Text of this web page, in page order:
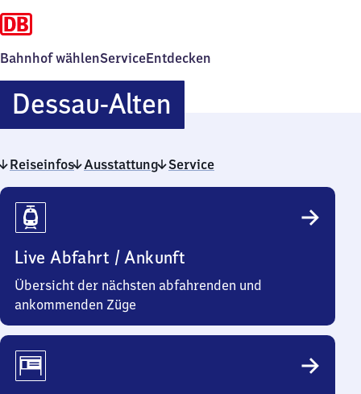
Bahnhof wählenServiceEntdecken
Dessau-AltenDessau-
Alten
Reiseinfos Ausstattung Service
Reiseinfos
Live Abfahrt / Ankunft
Übersicht der nächsten abfahrenden und
ankommenden Züge